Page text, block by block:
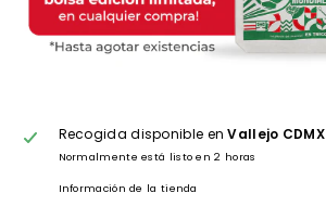
Recogida disponible enVallejo CDMX
Normalmente está listo en 2 horas
Información de la tienda